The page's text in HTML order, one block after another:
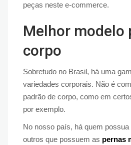
peças neste e-commerce.
Melhor modelo
corpo
Sobretudo no Brasil, há uma
variedades corporais. Não é
padrão de corpo, como em
por exemplo.
No nosso país, há quem possua
outros que possuem as pernas